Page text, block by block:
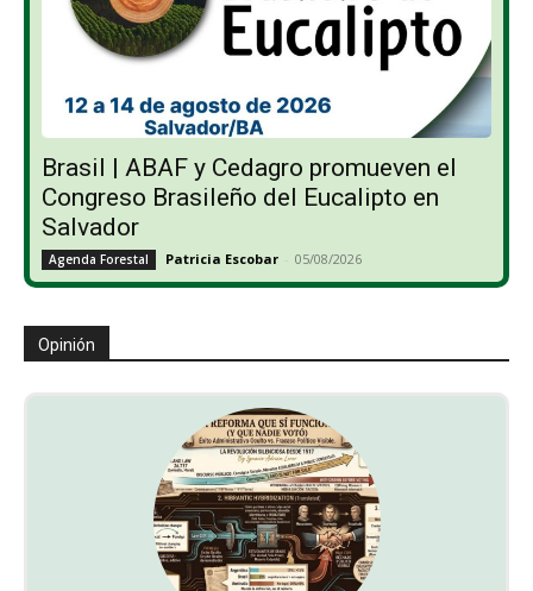
Brasil | ABAF y Cedagro promueven el
Congreso Brasileño del Eucalipto en
Salvador
Agenda Forestal Patricia Escobar - 05/08/2026
Opinión